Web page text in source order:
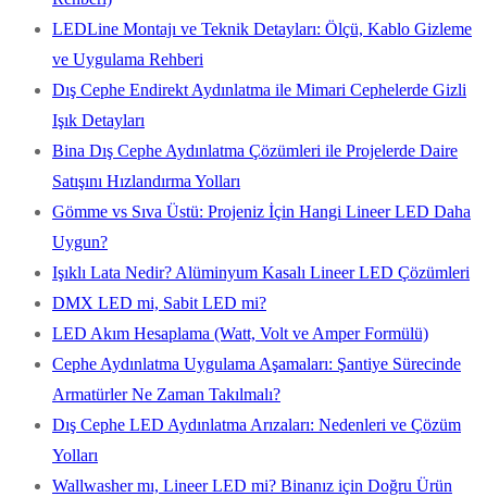
LEDLine Montajı ve Teknik Detayları: Ölçü, Kablo Gizleme
ve Uygulama Rehberi
Dış Cephe Endirekt Aydınlatma ile Mimari Cephelerde Gizli
Işık Detayları
Bina Dış Cephe Aydınlatma Çözümleri ile Projelerde Daire
Satışını Hızlandırma Yolları
Gömme vs Sıva Üstü: Projeniz İçin Hangi Lineer LED Daha
Uygun?
Işıklı Lata Nedir? Alüminyum Kasalı Lineer LED Çözümleri
DMX LED mi, Sabit LED mi?
LED Akım Hesaplama (Watt, Volt ve Amper Formülü)
Cephe Aydınlatma Uygulama Aşamaları: Şantiye Sürecinde
Armatürler Ne Zaman Takılmalı?
Dış Cephe LED Aydınlatma Arızaları: Nedenleri ve Çözüm
Yolları
Wallwasher mı, Lineer LED mi? Binanız için Doğru Ürün